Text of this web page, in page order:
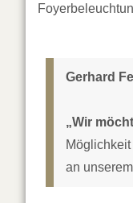
Gerhard
„Wir
an